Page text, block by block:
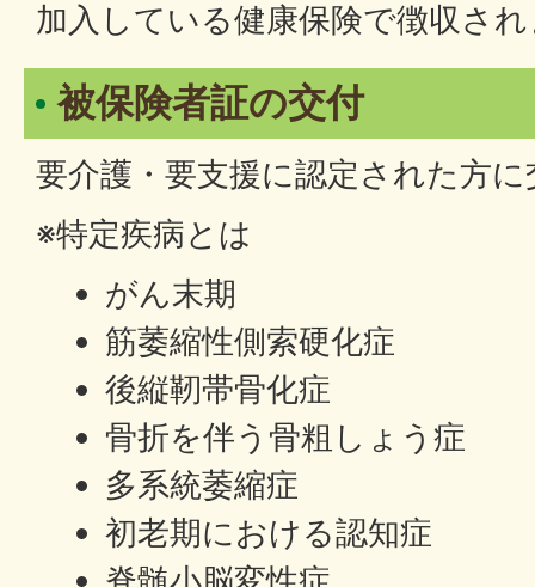
加入している健康保険で徴収さ
被保険者証の交付
要介護・要支援に認定された方
※特定疾病とは
がん末期
筋萎縮性側索硬化症
後縦靭帯骨化症
骨折を伴う骨粗しょう症
多系統萎縮症
初老期における認知症